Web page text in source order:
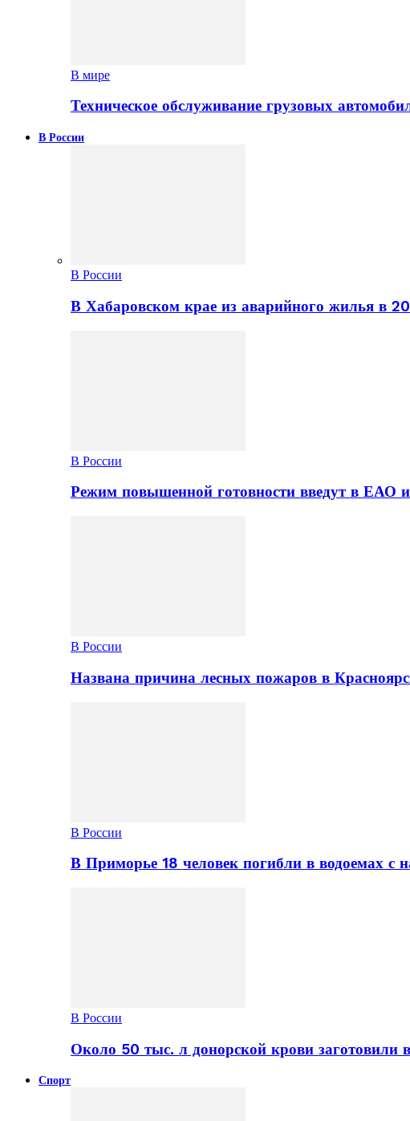
В мире
Техническое обслуживание грузовых
В России
В России
В Хабаровском крае из аварийного жилья в
В России
Режим повышенной готовности введут в ЕАО
В России
Названа причина лесных пожаров в
В России
В Приморье 18 человек погибли в водоемах с
В России
Около 50 тыс. л донорской крови заготовили
Спорт